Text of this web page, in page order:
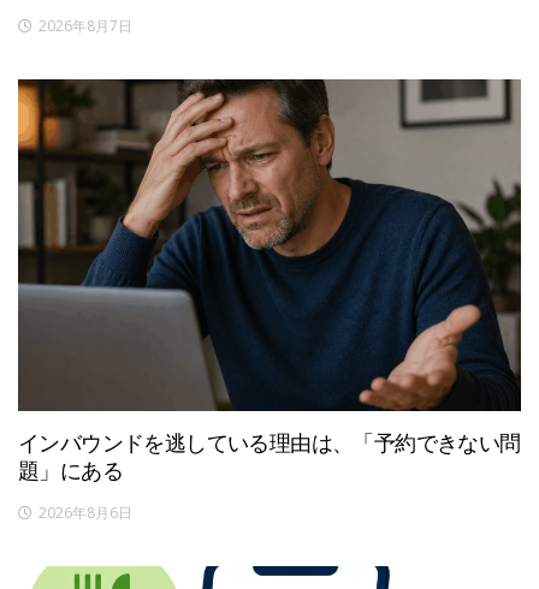
2026年8月7日
インバウンドを逃している理由は、「予約できない問
題」にある
2026年8月6日